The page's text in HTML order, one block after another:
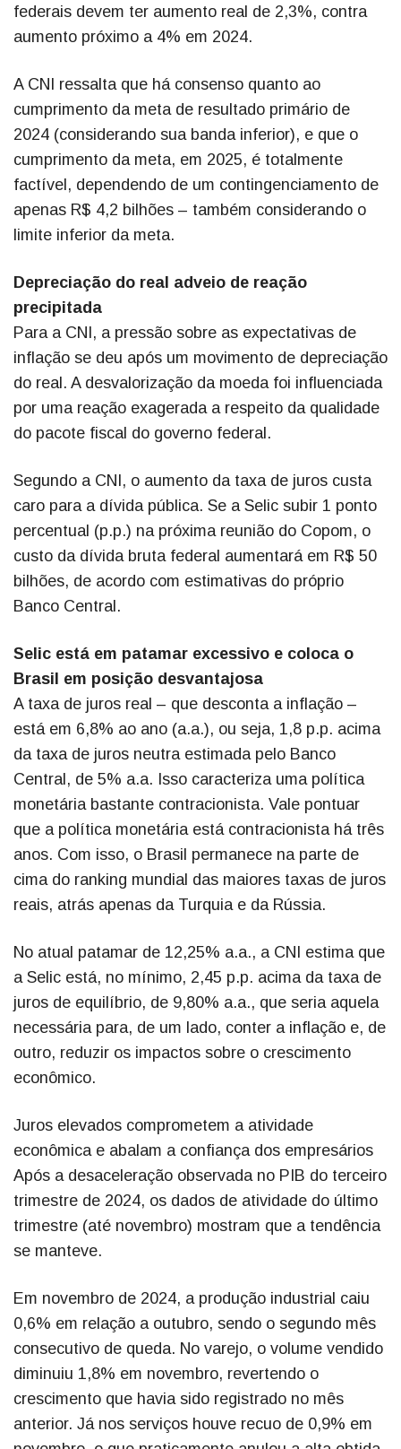
federais devem ter aumento real de 2,3%, contra
aumento próximo a 4% em 2024.
A CNI ressalta que há consenso quanto ao
cumprimento da meta de resultado primário de
2024 (considerando sua banda inferior), e que o
cumprimento da meta, em 2025, é totalmente
factível, dependendo de um contingenciamento de
apenas R$ 4,2 bilhões – também considerando o
limite inferior da meta.
Depreciação do real adveio de reação
precipitada
Para a CNI, a pressão sobre as expectativas de
inflação se deu após um movimento de depreciação
do real. A desvalorização da moeda foi influenciada
por uma reação exagerada a respeito da qualidade
do pacote fiscal do governo federal.
Segundo a CNI, o aumento da taxa de juros custa
caro para a dívida pública. Se a Selic subir 1 ponto
percentual (p.p.) na próxima reunião do Copom, o
custo da dívida bruta federal aumentará em R$ 50
bilhões, de acordo com estimativas do próprio
Banco Central.
Selic está em patamar excessivo e coloca o
Brasil em posição desvantajosa
A taxa de juros real – que desconta a inflação –
está em 6,8% ao ano (a.a.), ou seja, 1,8 p.p. acima
da taxa de juros neutra estimada pelo Banco
Central, de 5% a.a. Isso caracteriza uma política
monetária bastante contracionista. Vale pontuar
que a política monetária está contracionista há três
anos. Com isso, o Brasil permanece na parte de
cima do ranking mundial das maiores taxas de juros
reais, atrás apenas da Turquia e da Rússia.
No atual patamar de 12,25% a.a., a CNI estima que
a Selic está, no mínimo, 2,45 p.p. acima da taxa de
juros de equilíbrio, de 9,80% a.a., que seria aquela
necessária para, de um lado, conter a inflação e, de
outro, reduzir os impactos sobre o crescimento
econômico.
Juros elevados comprometem a atividade
econômica e abalam a confiança dos empresários
Após a desaceleração observada no PIB do terceiro
trimestre de 2024, os dados de atividade do último
trimestre (até novembro) mostram que a tendência
se manteve.
Em novembro de 2024, a produção industrial caiu
0,6% em relação a outubro, sendo o segundo mês
consecutivo de queda. No varejo, o volume vendido
diminuiu 1,8% em novembro, revertendo o
crescimento que havia sido registrado no mês
anterior. Já nos serviços houve recuo de 0,9% em